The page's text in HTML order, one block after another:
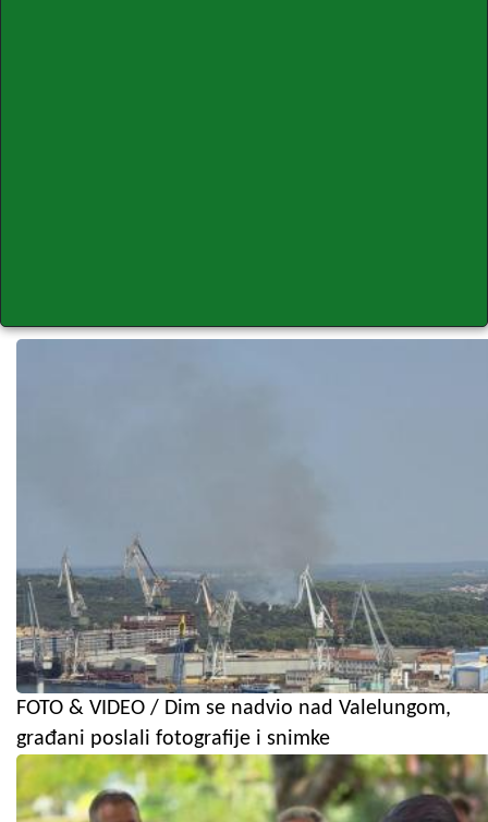
FOTO & VIDEO / Dim se nadvio nad Valelungom,
građani poslali fotografije i snimke